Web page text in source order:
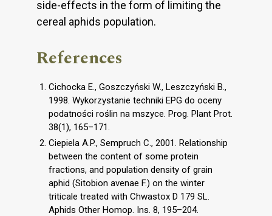
side-effects in the form of limiting the
cereal aphids population.
References
Cichocka E., Goszczyński W., Leszczyński B.,
1998. Wykorzystanie techniki EPG do oceny
podatności roślin na mszyce. Prog. Plant Prot.
38(1), 165–171.
Ciepiela A.P., Sempruch C., 2001. Relationship
between the content of some protein
fractions, and population density of grain
aphid (Sitobion avenae F.) on the winter
triticale treated with Chwastox D 179 SL.
Aphids Other Homop. Ins. 8, 195–204.